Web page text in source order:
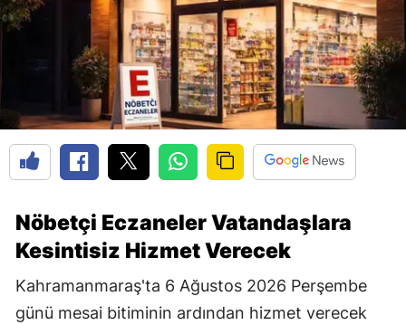
Nöbetçi Eczaneler Vatandaşlara
Kesintisiz Hizmet Verecek
Kahramanmaraş'ta 6 Ağustos 2026 Perşembe
günü mesai bitiminin ardından hizmet verecek